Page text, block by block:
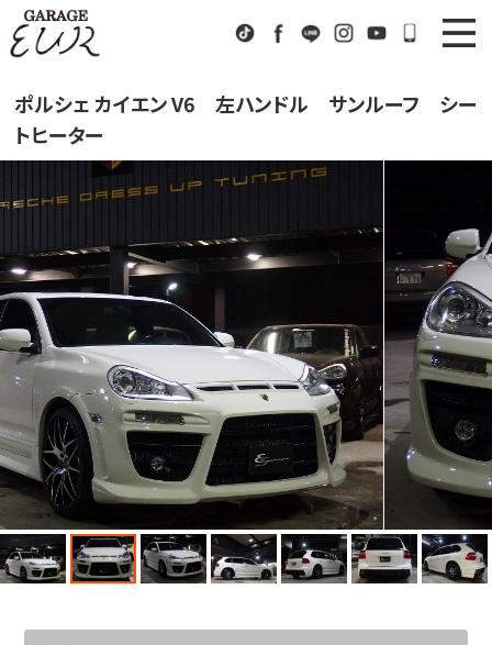
TikTokFacebook
LINE InstagramYoutube072-
ニュース
在庫車情報
EURスポーツ
Factory
工場紹介
Company
会社概要
Access
アクセス
Contact us
お問い合わせ
ポルシェ カイエン V6 左ハンドル サンルーフ シー
トヒーター